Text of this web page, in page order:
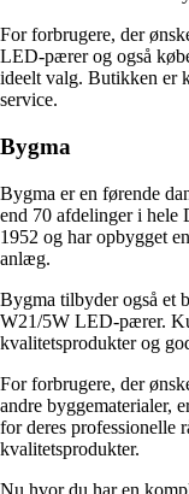
For forbrugere, der
LED-pærer og også
ideelt valg. Butikken er
service.
Bygma
Bygma er en førende
end 70 afdelinger i hele
1952 og har opbygget
anlæg.
Bygma tilbyder også et
W21/5W LED-pærer.
kvalitetsprodukter og
For forbrugere, der
andre byggematerialer,
for deres professionelle
kvalitetsprodukter.
Nu hvor du har en